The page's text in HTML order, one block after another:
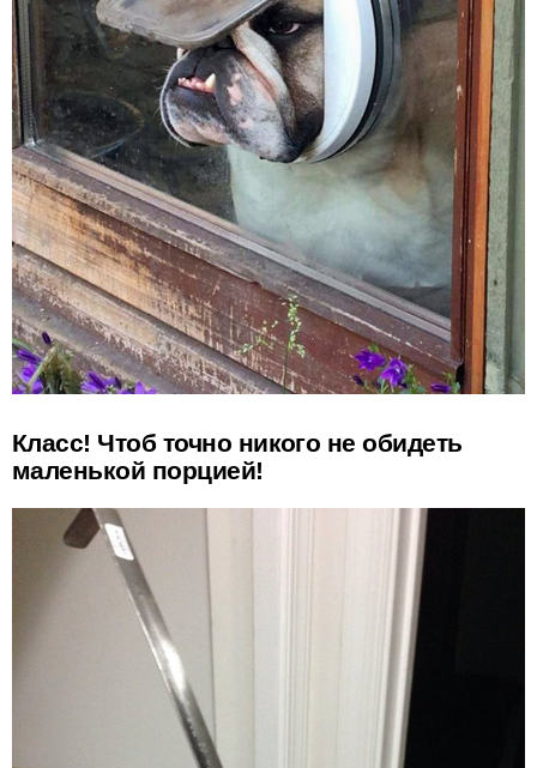
Класс! Чтоб точно никого не обидеть
маленькой порцией!